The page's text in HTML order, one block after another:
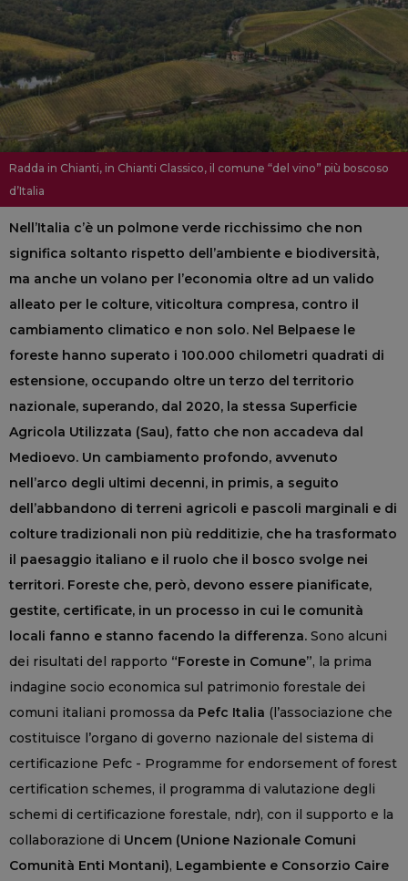
Radda in Chianti, in Chianti Classico, il comune “del vino” più boscoso
d’Italia
Nell’Italia c’è un polmone verde ricchissimo che non
significa soltanto rispetto dell’ambiente e biodiversità,
ma anche un volano per l’economia oltre ad un valido
alleato per le colture, viticoltura compresa, contro il
cambiamento climatico e non solo. Nel Belpaese le
foreste hanno superato i 100.000 chilometri quadrati di
estensione, occupando oltre un terzo del territorio
nazionale, superando, dal 2020, la stessa Superficie
Agricola Utilizzata (Sau), fatto che non accadeva dal
Medioevo. Un cambiamento profondo, avvenuto
nell’arco degli ultimi decenni, in primis, a seguito
dell’abbandono di terreni agricoli e pascoli marginali e di
colture tradizionali non più redditizie, che ha trasformato
il paesaggio italiano e il ruolo che il bosco svolge nei
territori. Foreste che, però, devono essere pianificate,
gestite, certificate, in un processo in cui le comunità
locali fanno e stanno facendo la differenza. Sono alcuni
dei risultati del rapporto “Foreste in Comune”, la prima
indagine socio economica sul patrimonio forestale dei
comuni italiani promossa da Pefc Italia (l’associazione che
costituisce l’organo di governo nazionale del sistema di
certificazione Pefc - Programme for endorsement of forest
certification schemes, il programma di valutazione degli
schemi di certificazione forestale, ndr), con il supporto e la
collaborazione di Uncem (Unione Nazionale Comuni
Comunità Enti Montani), Legambiente e Consorzio Caire